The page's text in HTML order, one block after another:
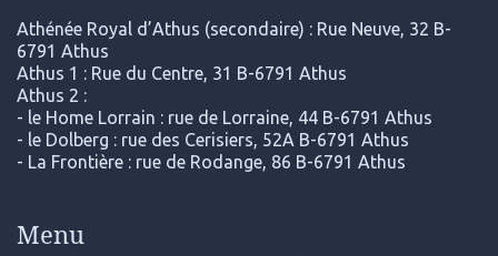
Athénée Royal d’Athus (secondaire) : Rue Neuve, 32 B-
6791 Athus
Athus 1 : Rue du Centre, 31 B-6791 Athus
Athus 2 :
- le Home Lorrain : rue de Lorraine, 44 B-6791 Athus
- le Dolberg : rue des Cerisiers, 52A B-6791 Athus
- La Frontière : rue de Rodange, 86 B-6791 Athus
Menu